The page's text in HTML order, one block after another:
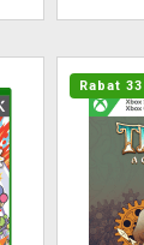
Rabat 33